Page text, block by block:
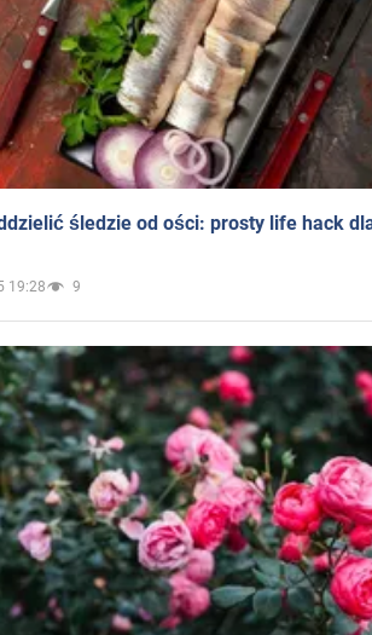
śledzie od ości: prosty life hack
19:28 9